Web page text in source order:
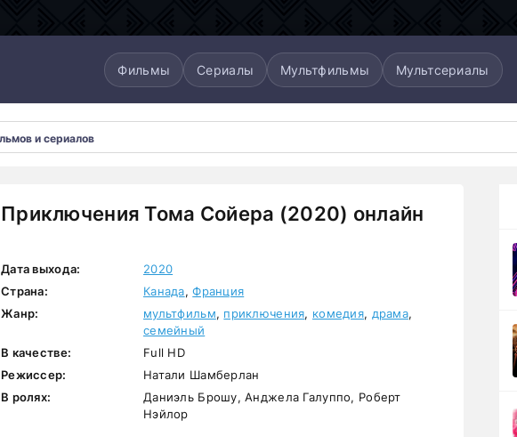
Фильмы Сериалы Мультфильмы Мультсериалы
Приключения Тома Сойера (2020) онлайн
Дата выхода:
2020
Страна:
Канада,Франция
Жанр:
мультфильм, приключения, комедия, драма,
семейный
В качестве:
Full HD
Режиссер:
Натали Шамберлан
В ролях:
Даниэль Брошу, Анджела Галуппо, Роберт
Нэйлор